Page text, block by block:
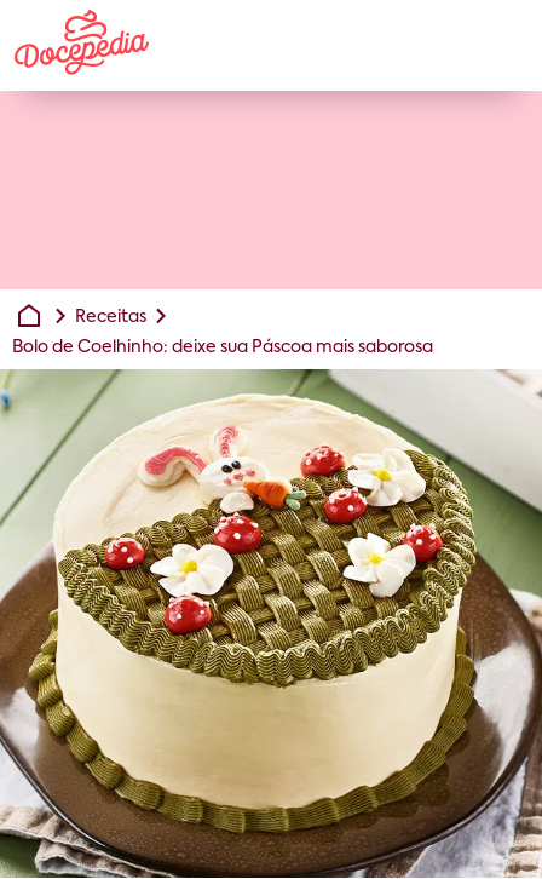
Receitas
Bolo de Coelhinho: deixe sua Páscoa mais saborosa